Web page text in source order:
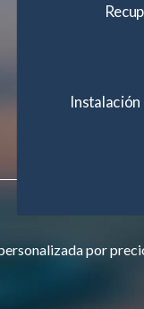
Instalación
por